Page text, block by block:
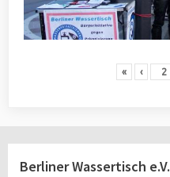
« ‹
Berliner Wassertisch e.V.